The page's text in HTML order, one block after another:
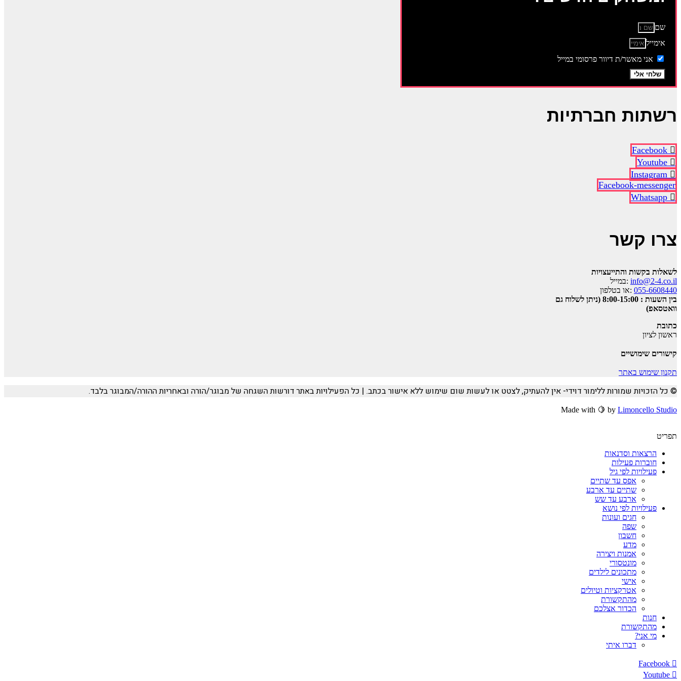
שם
אימייל
אני מאשר/ת דיוור פרסומי במייל
שלחי אלי
רשתות חברתיות
Facebook
Youtube
Instagram
Facebook-messenger
Whatsapp
צרו קשר
לשאלות בקשות והתייעצויות
info@2-4.co.il :במייל
055-6608440 :או בטלפון
בין השעות : 8:00-15:00 (ניתן לשלוח גם
וואטסאפ)
כתובת
ראשון לציון
קישורים שימושיים
תקנון שימוש באתר
© כל הזכויות שמורות ללימור דוידי- אין להעתיק, לצטט או לעשות שום שימוש ללא אישור בכתב. | כל הפעילויות באתר דורשות השגחה של מבוגר/הורה ובאחריות ההורה/המבוגר בלבד.
Made with 🍋 by Limoncello Studio
תפריט
הרצאות וסדנאות
חוברות פעילות
פעילויות לפי גיל
אפס עד שתיים
שתיים עד ארבע
ארבע עד שש
פעילויות לפי נושא
חגים ועונות
שפה
חשבון
מדע
אמנות ויצירה
מונטסורי
מתכונים לילדים
אישי
אטרקציות וטיולים
מהתקשורת
הכדור אצלכם
חנות
מהתקשורת
מי אני?
דברו איתי
Facebook
Youtube